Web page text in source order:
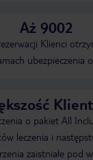
Aż 9002
Klienci
ubezpieczenia
o pakiet All
leczenia i
zaistniałe pod